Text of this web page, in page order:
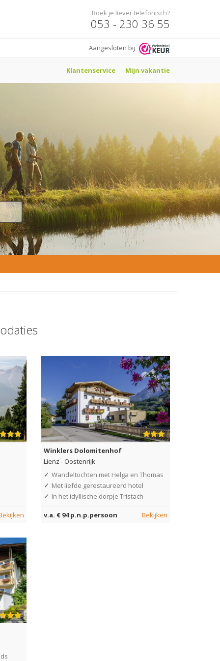
Boek je liever telefonisch?
053 - 230 36 55
Aangesloten bij
Klantenservice Mijn vakantie
Winklers Dolomitenhof
Lienz -Oostenrijk
✓ Wandeltochten met Helga en Thomas
✓ Met liefde gerestaureerd hotel
✓ In het idyllische dorpje Tristach
v.a. € 94 p.n.p.persoon Bekijken